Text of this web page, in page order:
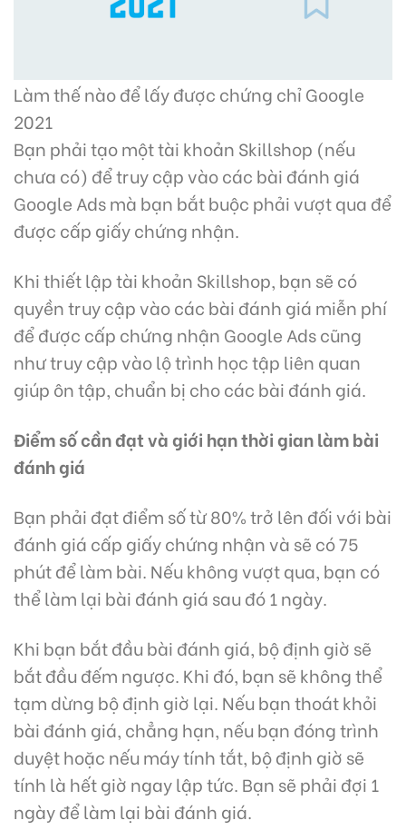
Làm thế nào để lấy được chứng chỉ Google
2021
Bạn phải tạo một tài khoản Skillshop (nếu
chưa có) để truy cập vào các bài đánh giá
Google Ads mà bạn bắt buộc phải vượt qua để
được cấp giấy chứng nhận.
Khi thiết lập tài khoản Skillshop, bạn sẽ có
quyền truy cập vào các bài đánh giá miễn phí
để được cấp chứng nhận Google Ads cũng
như truy cập vào lộ trình học tập liên quan
giúp ôn tập, chuẩn bị cho các bài đánh giá.
Điểm số cần đạt và giới hạn thời gian làm bài
đánh giá
Bạn phải đạt điểm số từ 80% trở lên đối với bài
đánh giá cấp giấy chứng nhận và sẽ có 75
phút để làm bài. Nếu không vượt qua, bạn có
thể làm lại bài đánh giá sau đó 1 ngày.
Khi bạn bắt đầu bài đánh giá, bộ định giờ sẽ
bắt đầu đếm ngược. Khi đó, bạn sẽ không thể
tạm dừng bộ định giờ lại. Nếu bạn thoát khỏi
bài đánh giá, chẳng hạn, nếu bạn đóng trình
duyệt hoặc nếu máy tính tắt, bộ định giờ sẽ
tính là hết giờ ngay lập tức. Bạn sẽ phải đợi 1
ngày để làm lại bài đánh giá.